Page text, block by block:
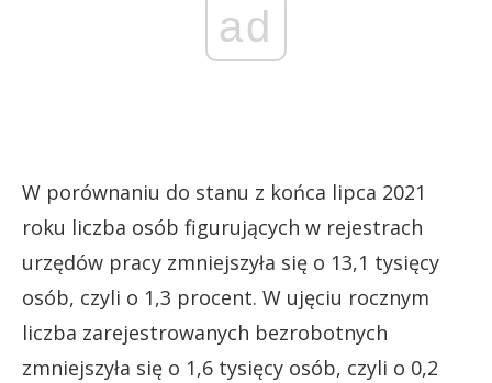
ad
W porównaniu do stanu z końca lipca 2021
roku liczba osób figurujących w rejestrach
urzędów pracy zmniejszyła się o 13,1 tysięcy
osób, czyli o 1,3 procent. W ujęciu rocznym
liczba zarejestrowanych bezrobotnych
zmniejszyła się o 1,6 tysięcy osób, czyli o 0,2